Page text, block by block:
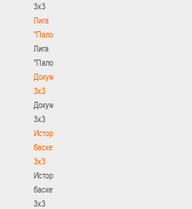
3х3
Лига
"Палова"
Лига
"Палова"
Документы
3х3
Документы
3х3
История
баскетбола
3х3
История
баскетбола
3х3